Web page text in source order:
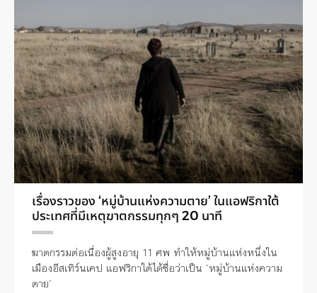
เรื่องราวของ ‘หมู่บ้านแห่งความตาย’ ในแอฟริกาใต้
ประเทศที่มีเหตุฆาตกรรมทุกๆ 20 นาที
ฆาตกรรมต่อเนื่องผู้สูงอายุ 11 ศพ ทำให้หมู่บ้านแห่งหนึ่งใน
เมืองอีสเทิร์นเคป แอฟริกาใต้ได้ชื่อว่าเป็น ‘หมู่บ้านแห่งความ
ตาย’